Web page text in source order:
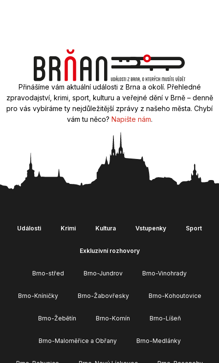
Přinášíme vám aktuální události z Brna a okolí. Přehledné
zpravodajství, krimi, sport, kulturu a veřejné dění v Brně – denně
pro vás vybíráme ty nejdůležitější zprávy z našeho města. Chybí
vám tu něco? Napište nám.
Události Krimi Kultura Vstupenky Sport
Exkluzivní rozhovory
Brno-střed Brno-Jundrov Brno-Vinohrady
Brno-Kníničky Brno-Žabovřesky Brno-Kohoutovice
Brno-Žebětín Brno-Komín Brno-Líšeň
Brno-Maloměřice a Obřany Brno-Medlánky